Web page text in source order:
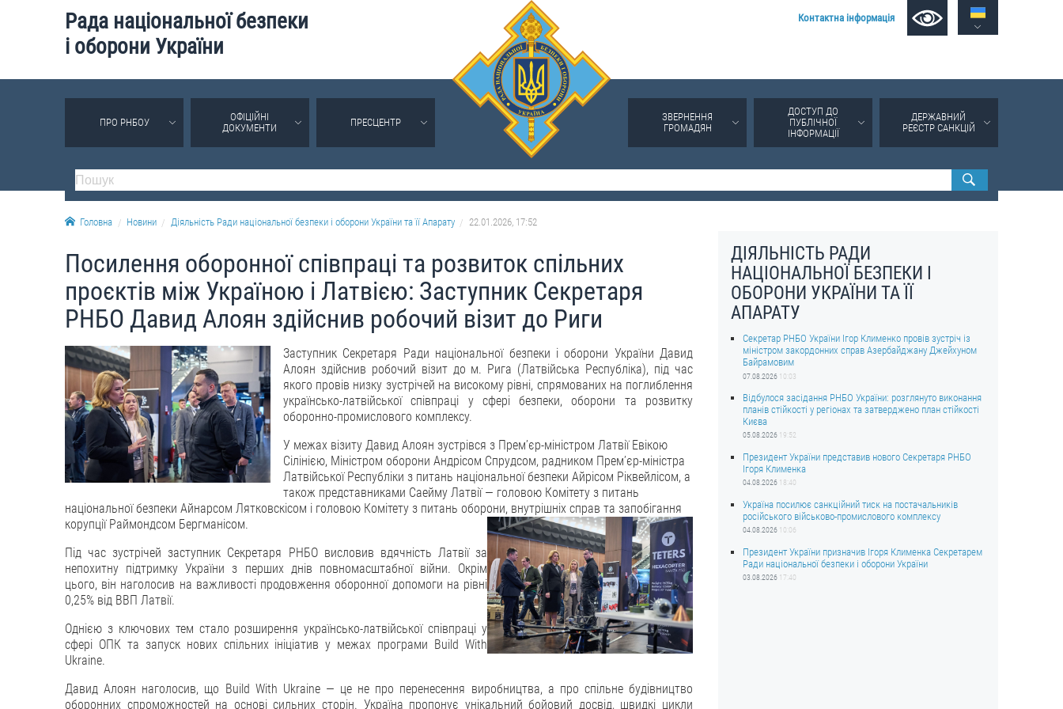
Рада національної безпеки
і оборони України
Контактна інформація
ПРО РНБОУ
ОФІЦІЙНІ
ДОКУМЕНТИ
ПРЕСЦЕНТР
ЗВЕРНЕННЯ
ГРОМАДЯН
ДОСТУП ДО
ПУБЛІЧНОЇ
ІНФОРМАЦІЇ
ДЕРЖАВНИЙ
РЕЄСТР САНКЦІЙ
Головна Новини Діяльність Ради національної безпеки і оборони України та її Апарату 22.01.2026, 17:52
Посилення оборонної співпраці та розвиток спільних
проєктів між Україною і Латвією: Заступник Секретаря
РНБО Давид Алоян здійснив робочий візит до Риги
Заступник Секретаря Ради національної безпеки і оборони України Давид
Алоян здійснив робочий візит до м. Рига (Латвійська Республіка), під час
якого провів низку зустрічей на високому рівні, спрямованих на поглиблення
українсько-латвійської співпраці у сфері безпеки, оборони та розвитку
оборонно-промислового комплексу.
У межах візиту Давид Алоян зустрівся з Прем’єр-міністром Латвії Евікою
Сілінією, Міністром оборони Андрісом Спрудсом, радником Прем’єр-міністра
Латвійської Республіки з питань національної безпеки Айрісом Ріквейлісом, а
також представниками Саейму Латвії — головою Комітету з питань
національної безпеки Айнарсом Лятковскісом і головою Комітету з питань оборони, внутрішніх справ та запобігання
корупції Раймондсом Бергманісом.
Під час зустрічей заступник Секретаря РНБО висловив вдячність Латвії за
непохитну підтримку України з перших днів повномасштабної війни. Окрім
цього, він наголосив на важливості продовження оборонної допомоги на рівні
0,25% від ВВП Латвії.
Однією з ключових тем стало розширення українсько-латвійської співпраці у
сфері ОПК та запуск нових спільних ініціатив у межах програми Build With
Ukraine.
Давид Алоян наголосив, що Build With Ukraine — це не про перенесення виробництва, а про спільне будівництво
оборонних спроможностей на основі сильних сторін. Україна пропонує унікальний бойовий досвід, швидкі цикли
ДІЯЛЬНІСТЬ РАДИ
НАЦІОНАЛЬНОЇ БЕЗПЕКИ І
ОБОРОНИ УКРАЇНИ ТА ЇЇ
АПАРАТУ
Секретар РНБО України Ігор Клименко провів зустріч із
міністром закордонних справ Азербайджану Джейхуном
Байрамовим
07.08.2026 10:03
Відбулося засідання РНБО України: розглянуто виконання
планів стійкості у регіонах та затверджено план стійкості
Києва
05.08.2026 19:52
Президент України представив нового Секретаря РНБО
Ігоря Клименка
04.08.2026 18:40
Україна посилює санкційний тиск на постачальників
російського військово-промислового комплексу
04.08.2026 10:06
Президент України призначив Ігоря Клименка Секретарем
Ради національної безпеки і оборони України
03.08.2026 17:40